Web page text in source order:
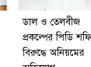
ডাল ও তেলবীজ
প্রকল্পের পিডি
বিরুদ্ধে অনিয়মের